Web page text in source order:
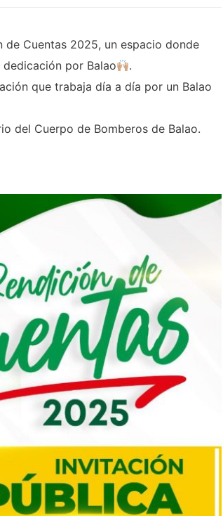
Cuentas 2025, un espacio donde
por Balao
.
que trabaja día a día por un Balao
del Cuerpo de Bomberos de Balao.